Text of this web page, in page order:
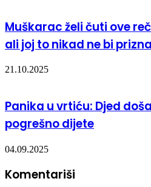
Muškarac želi čuti ove
ali joj to nikad ne bi
21.10.2025
Panika u vrtiću: Djed
pogrešno dijete
04.09.2025
Komentariši